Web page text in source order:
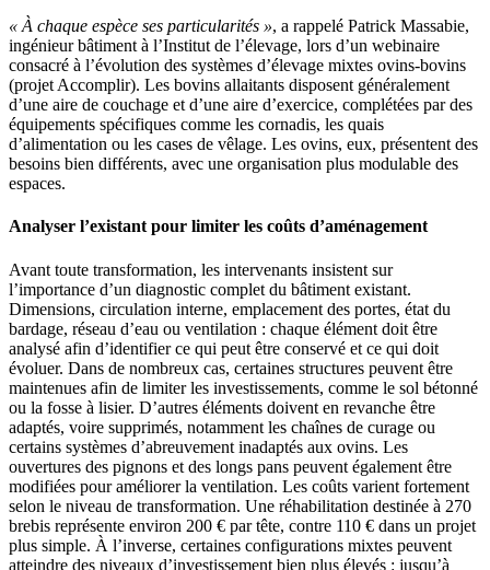
« À chaque espèce ses particularités », a rappelé Patrick Massabie,
ingénieur bâtiment à l’Institut de l’élevage, lors d’un webinaire
consacré à l’évolution des systèmes d’élevage mixtes ovins-bovins
(projet Accomplir). Les bovins allaitants disposent généralement
d’une aire de couchage et d’une aire d’exercice, complétées par des
équipements spécifiques comme les cornadis, les quais
d’alimentation ou les cases de vêlage. Les ovins, eux, présentent des
besoins bien différents, avec une organisation plus modulable des
espaces.
Analyser l’existant pour limiter les coûts d’aménagement
Avant toute transformation, les intervenants insistent sur
l’importance d’un diagnostic complet du bâtiment existant.
Dimensions, circulation interne, emplacement des portes, état du
bardage, réseau d’eau ou ventilation : chaque élément doit être
analysé afin d’identifier ce qui peut être conservé et ce qui doit
évoluer. Dans de nombreux cas, certaines structures peuvent être
maintenues afin de limiter les investissements, comme le sol bétonné
ou la fosse à lisier. D’autres éléments doivent en revanche être
adaptés, voire supprimés, notamment les chaînes de curage ou
certains systèmes d’abreuvement inadaptés aux ovins. Les
ouvertures des pignons et des longs pans peuvent également être
modifiées pour améliorer la ventilation. Les coûts varient fortement
selon le niveau de transformation. Une réhabilitation destinée à 270
brebis représente environ 200 € par tête, contre 110 € dans un projet
plus simple. À l’inverse, certaines configurations mixtes peuvent
atteindre des niveaux d’investissement bien plus élevés : jusqu’à